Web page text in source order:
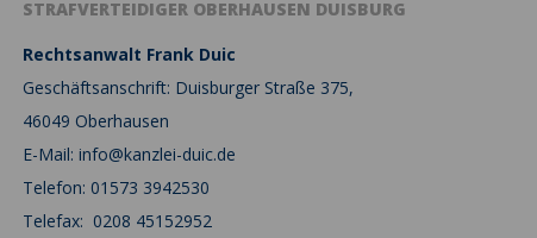
STRAFVERTEIDIGER OBERHAUSEN DUISBURG
Rechtsanwalt Frank Duic
Geschäftsanschrift: Duisburger Straße 375,
46049 Oberhausen
E-Mail: info@kanzlei-duic.de
Telefon: 01573 3942530
Telefax: 0208 45152952